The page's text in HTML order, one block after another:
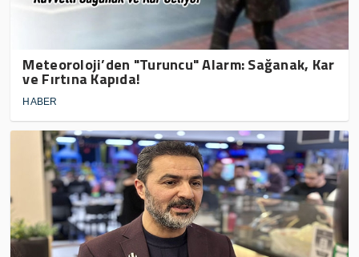
Meteoroloji’den "Turuncu" Alarm: Sağanak, Kar
ve Fırtına Kapıda!
HABER